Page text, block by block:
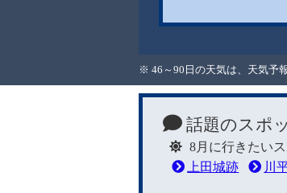
※ 46～90日の天気は、天気予
話題のスポ
8月に行きたいス
上田城跡
川